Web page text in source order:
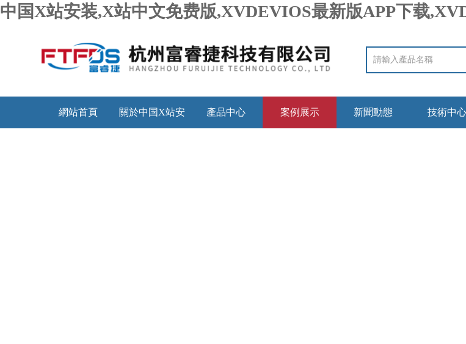
中国X站安装,X站中文免费版,XVDEVIOS最新版APP下载
網站首頁 關於中国X站安 產品中心 案例展示 新聞動態 技術中心